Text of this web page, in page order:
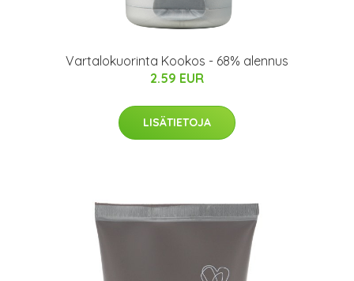
Vartalokuorinta Kookos - 68% alennus
2.59 EUR
LISÄTIETOJA